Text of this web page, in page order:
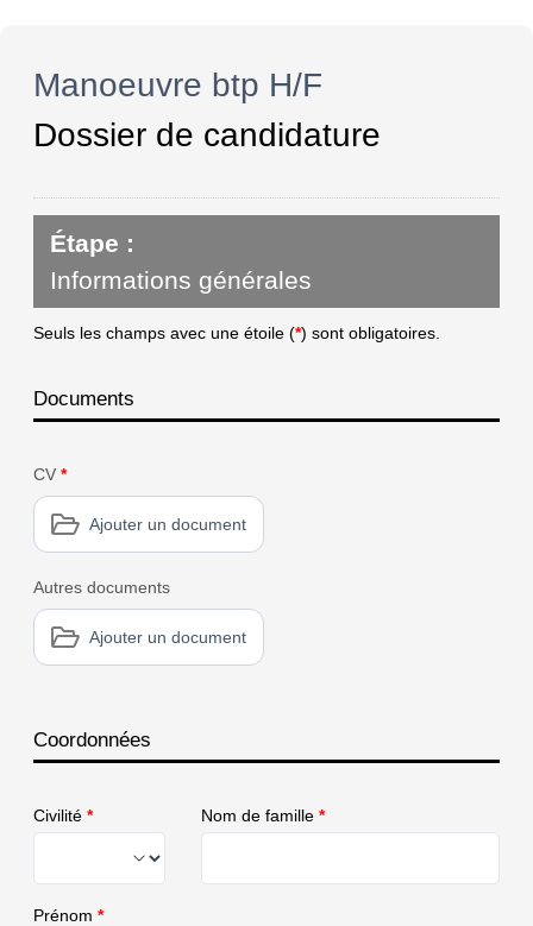
Manoeuvre btp H/F
Dossier de candidature
Étape :
Informations générales
Seuls les champs avec une étoile (*) sont obligatoires.
Documents
CV *
Ajouter un document
Autres documents
Ajouter un document
Coordonnées
Civilité * Nom de famille *
Prénom *